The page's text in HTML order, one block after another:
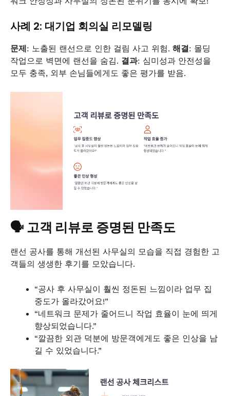
사례 2: 대기업 회의실 리모델링
문제 : 노출된 랜선으로 인한 걸림 사고 위험. 해결: 몰딩
작업으로 벽면에 랜선을 숨김. 결과: 심미성과 안전성을
모두 충족, 외부 손님들에게도 좋은 평가를 받음.
🗣고객 리뷰로 증명된 만족도
랜선 공사를 통해 개선된 사무실의 모습을 직접 경험한 고
객들의 생생한 후기를 모았습니다.
“공사 후 사무실이 훨씬 정돈된 느낌이라 업무 집
중도가 올라갔어요!”
“네트워크 문제가 줄어드니 작업 효율이 눈에 띄게
향상되었습니다.”
“깔끔한 외관 덕분에 방문객에게도 좋은 인상을 남
길 수 있었습니다.”